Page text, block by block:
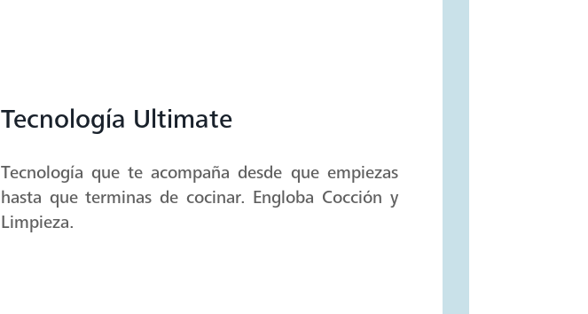
Tecnología Ultimate
Tecnología que te acompaña desde que empiezas
hasta que terminas de cocinar. Engloba Cocción y
Limpieza.